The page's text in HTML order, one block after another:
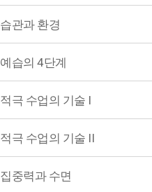
습관과 환경
예습의 4단계
적극 수업의 기술 I
적극 수업의 기술 II
집중력과 수면